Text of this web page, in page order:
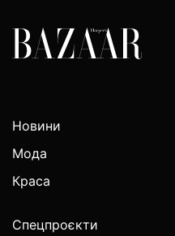
Новини
Мода
Краса
Спецпроєкти